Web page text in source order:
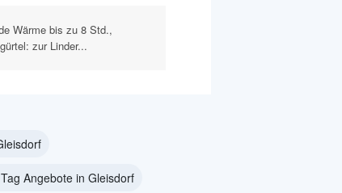
Wärme bis zu 8 Std.,
zur Linder...
Angebote in Gleisdorf